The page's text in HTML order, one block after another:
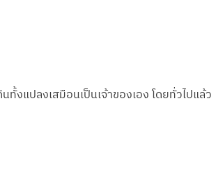
งแปลงเสมือนเป็นเจ้าของเอง โดยทั่วไปแล้ว